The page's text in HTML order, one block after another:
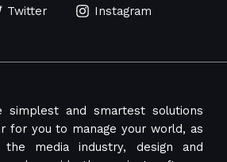
Twitter
Instagram
and smartest solutions
for you to manage your world, as
media industry, design and